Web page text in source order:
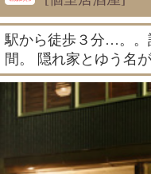
駅から徒歩３分…。。
間。 隠れ家とゆう名